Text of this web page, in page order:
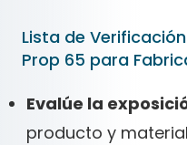
Lista de
Prop 65 para
Evalúe la
producto y